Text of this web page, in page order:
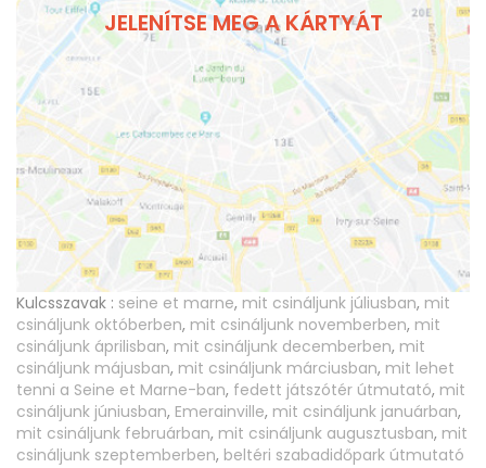
JELENÍTSE MEG A KÁRTYÁT
Kulcsszavak : seine et marne, mit csináljunk júliusban, mit
csináljunk októberben, mit csináljunk novemberben, mit
csináljunk áprilisban, mit csináljunk decemberben, mit
csináljunk májusban, mit csináljunk márciusban, mit lehet
tenni a Seine et Marne-ban, fedett játszótér útmutató, mit
csináljunk júniusban, Emerainville, mit csináljunk januárban,
mit csináljunk februárban, mit csináljunk augusztusban, mit
csináljunk szeptemberben, beltéri szabadidőpark útmutató